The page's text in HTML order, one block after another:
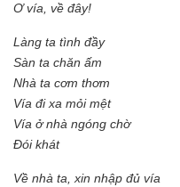
Ơ vía, về đây!
Làng ta tình đầy
Sàn ta chăn ấm
Nhà ta cơm thơm
Vía đi xa mỏi mệt
Vía ở nhà ngóng chờ
Đói khát
Về nhà ta, xin nhập đủ vía